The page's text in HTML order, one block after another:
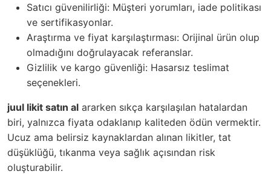
Satıcı güvenilirliği: Müşteri yorumları, iade politikası
ve sertifikasyonlar.
Araştırma ve fiyat karşılaştırması: Orijinal ürün olup
olmadığını doğrulayacak referanslar.
Gizlilik ve kargo güvenliği: Hasarsız teslimat
seçenekleri.
juul likit satın al ararken sıkça karşılaşılan hatalardan
biri, yalnızca fiyata odaklanıp kaliteden ödün vermektir.
Ucuz ama belirsiz kaynaklardan alınan likitler, tat
düşüklüğü, tıkanma veya sağlık açısından risk
oluşturabilir.